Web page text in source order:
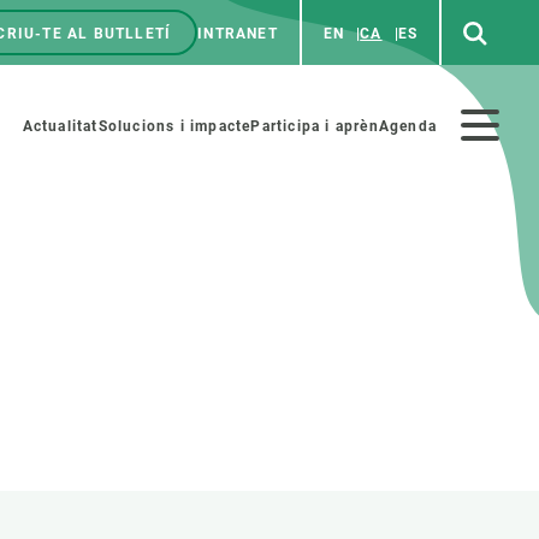
TE AL BUTLLETÍ INTRANET EN CA ES
Menú
ActualitatSolucions i impacteParticipa i aprènAgenda